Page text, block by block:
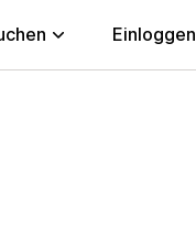
Einloggen